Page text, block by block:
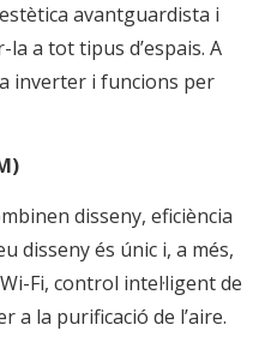
avantguardista i
a tot tipus d’espais. A
inverter i funcions per
disseny, eficiència
disseny és únic i, a més,
Fi, control intel·ligent de
a la purificació de l’aire.